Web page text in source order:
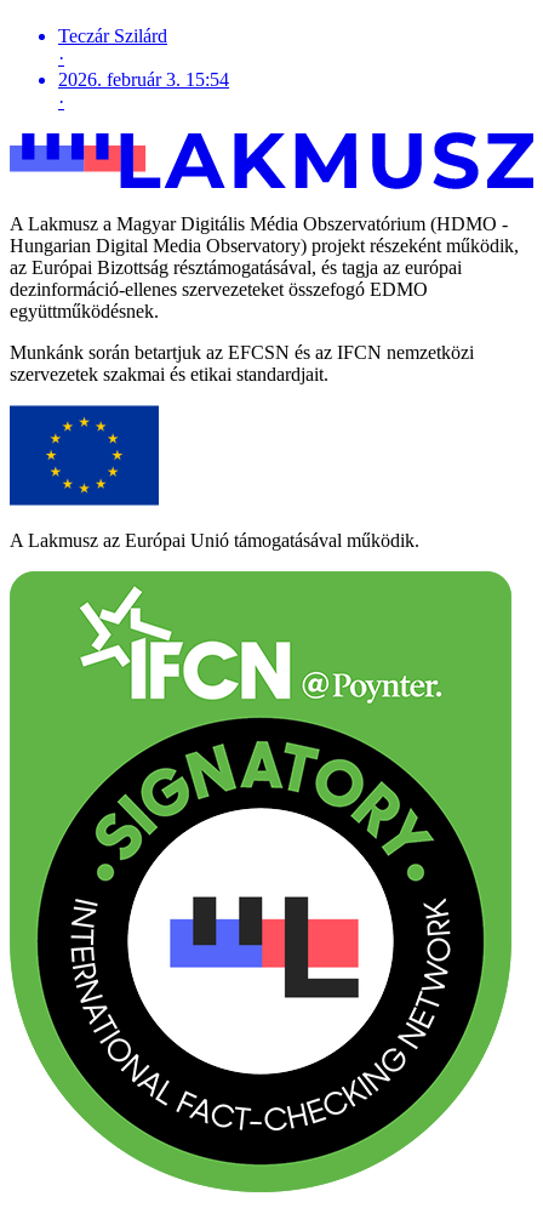
Teczár Szilárd
·
2026. február 3. 15:54
·
A Lakmusz a Magyar Digitális Média Obszervatórium (HDMO -
Hungarian Digital Media Observatory) projekt részeként működik,
az Európai Bizottság résztámogatásával, és tagja az európai
dezinformáció-ellenes szervezeteket összefogó EDMO
együttműködésnek.
Munkánk során betartjuk az EFCSN és az IFCN nemzetközi
szervezetek szakmai és etikai standardjait.
A Lakmusz az Európai Unió támogatásával működik.